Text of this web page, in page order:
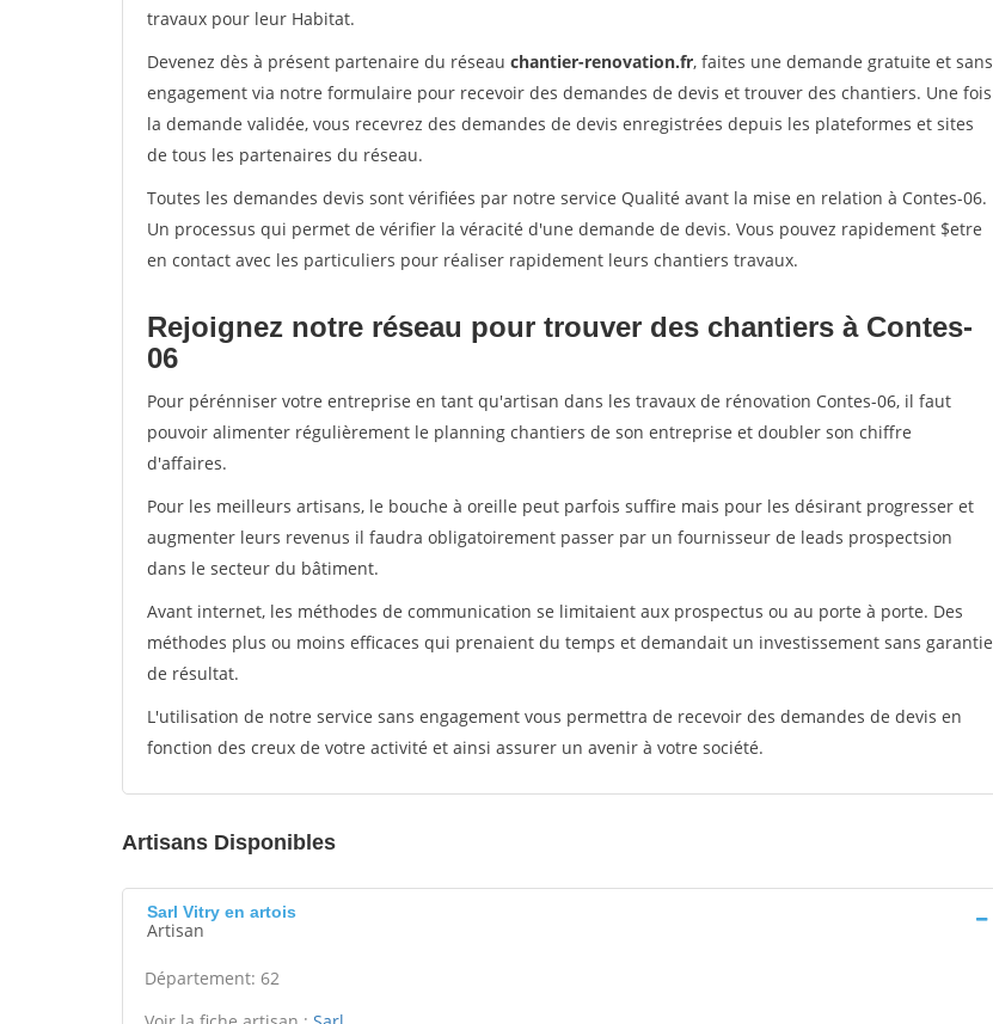
travaux pour leur Habitat.
Devenez dès à présent partenaire du réseau chantier-renovation.fr, faites une demande gratuite et sans
engagement via notre formulaire pour recevoir des demandes de devis et trouver des chantiers. Une fois
la demande validée, vous recevrez des demandes de devis enregistrées depuis les plateformes et sites
de tous les partenaires du réseau.
Toutes les demandes devis sont vérifiées par notre service Qualité avant la mise en relation à Contes-06.
Un processus qui permet de vérifier la véracité d'une demande de devis. Vous pouvez rapidement $etre
en contact avec les particuliers pour réaliser rapidement leurs chantiers travaux.
Rejoignez notre réseau pour trouver des chantiers à Contes-
06
Pour pérénniser votre entreprise en tant qu'artisan dans les travaux de rénovation Contes-06, il faut
pouvoir alimenter régulièrement le planning chantiers de son entreprise et doubler son chiffre
d'affaires.
Pour les meilleurs artisans, le bouche à oreille peut parfois suffire mais pour les désirant progresser et
augmenter leurs revenus il faudra obligatoirement passer par un fournisseur de leads prospectsion
dans le secteur du bâtiment.
Avant internet, les méthodes de communication se limitaient aux prospectus ou au porte à porte. Des
méthodes plus ou moins efficaces qui prenaient du temps et demandait un investissement sans garantie
de résultat.
L'utilisation de notre service sans engagement vous permettra de recevoir des demandes de devis en
fonction des creux de votre activité et ainsi assurer un avenir à votre société.
Artisans Disponibles
Sarl Vitry en artois
Artisan
Département: 62